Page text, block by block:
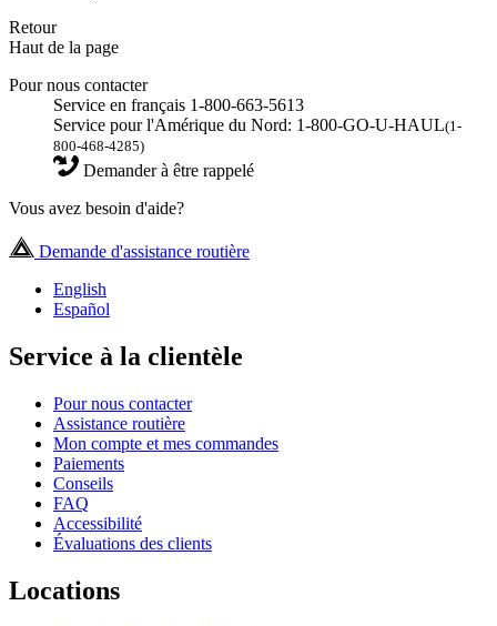
Retour
Haut de la page
Pour nous contacter
Service en français 1-800-663-5613
Service pour l'Amérique du Nord: 1-800-GO-U-HAUL(1-
800-468-4285)
Demander à être rappelé
Vous avez besoin d'aide?
Demande d'assistance routière
English
Español
Service à la clientèle
Pour nous contacter
Assistance routière
Mon compte et mes commandes
Paiements
Conseils
FAQ
Accessibilité
Évaluations des clients
Locations